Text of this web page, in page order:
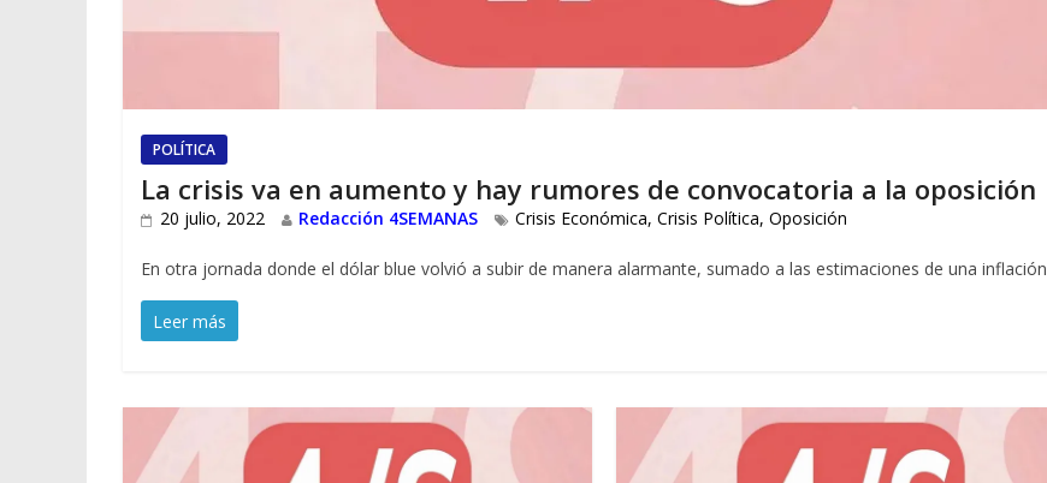
POLÍTICA
La crisis va en aumento y hay rumores de convocatoria a la oposición
20 julio, 2022 Redacción 4SEMANAS Crisis Económica, Crisis Política, Oposición
En otra jornada donde el dólar blue volvió a subir de manera alarmante, sumado a las estimaciones de una inflación
Leer más